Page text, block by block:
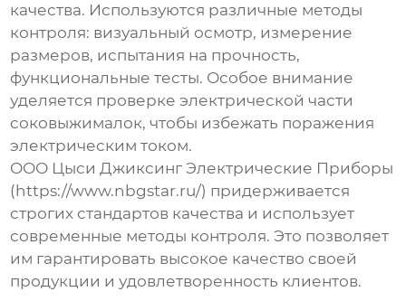
качества. Используются различные методы
контроля: визуальный осмотр, измерение
размеров, испытания на прочность,
функциональные тесты. Особое внимание
уделяется проверке электрической части
соковыжималок, чтобы избежать поражения
электрическим током.
ООО Цыси Джиксинг Электрические Приборы
(https://www.nbgstar.ru/) придерживается
строгих стандартов качества и использует
современные методы контроля. Это позволяет
им гарантировать высокое качество своей
продукции и удовлетворенность клиентов.